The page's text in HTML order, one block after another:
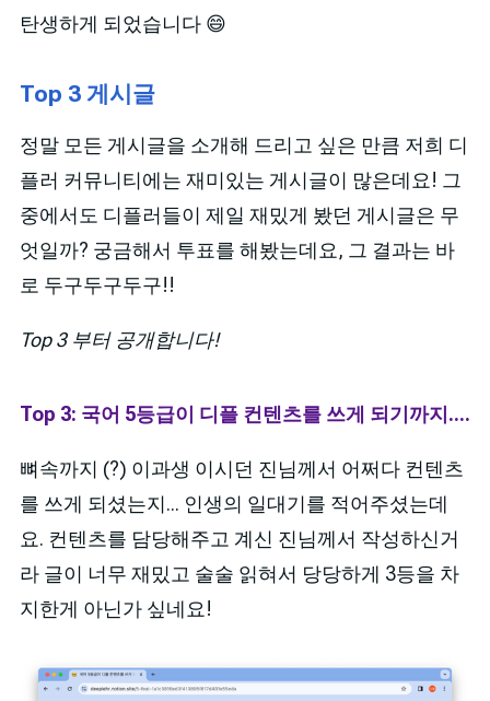
탄생하게 되었습니다 😄
Top 3 게시글
정말 모든 게시글을 소개해 드리고 싶은 만큼 저희 디
플러 커뮤니티에는 재미있는 게시글이 많은데요! 그
중에서도 디플러들이 제일 재밌게 봤던 게시글은 무
엇일까? 궁금해서 투표를 해봤는데요, 그 결과는 바
로 두구두구두구!!
Top 3 부터 공개합니다!
Top 3: 국어 5등급이 디플 컨텐츠를 쓰게 되기까지....
뼈속까지 (?) 이과생 이시던 진님께서 어쩌다 컨텐츠
를 쓰게 되셨는지... 인생의 일대기를 적어주셨는데
요. 컨텐츠를 담당해주고 계신 진님께서 작성하신거
라 글이 너무 재밌고 술술 읽혀서 당당하게 3등을 차
지한게 아닌가 싶네요!